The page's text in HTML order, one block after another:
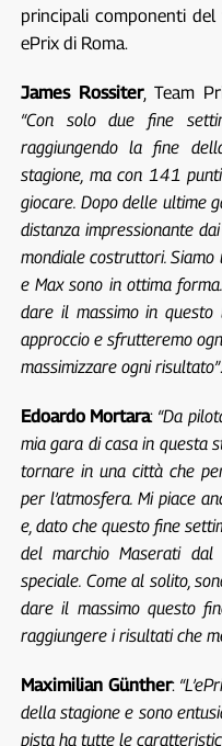
principali componenti
ePrix di Roma.
James Rossiter, Team
“Con solo due fine
raggiungendo la fine
stagione, ma con 141
giocare. Dopo delle ultime
distanza impressionante
mondiale costruttori. Siamo
e Max sono in ottima
dare il massimo in
approccio e sfrutteremo
massimizzare ogni risultato”.
Edoardo Mortara: “Da
mia gara di casa in questa
tornare in una città che
per l’atmosfera. Mi piace
e, dato che questo fine
del marchio Maserati
speciale. Come al solito,
dare il massimo questo
raggiungere i risultati che
Maximilian Günther:
della stagione e sono
pista ha tutte le